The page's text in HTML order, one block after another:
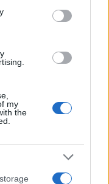
my
the
ευρώ ως το 2028 για